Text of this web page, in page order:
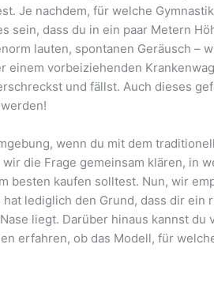
Je nachdem, für welche
sein, dass du in ein paar Metern
lauten, spontanen Geräusch –
einem vorbeiziehenden
und fällst. Auch dieses
wenn du mit dem
die Frage gemeinsam klären, in
besten kaufen solltest. Nun, wir
lediglich den Grund, dass dir ein
liegt. Darüber hinaus kannst du
erfahren, ob das Modell, für